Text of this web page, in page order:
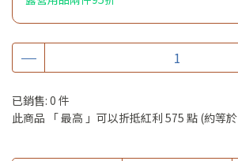
已銷售: 0 件
此商品 「 最高 」可以折抵紅利 575 點 (約等於